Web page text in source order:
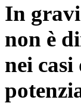
In
non è
nei